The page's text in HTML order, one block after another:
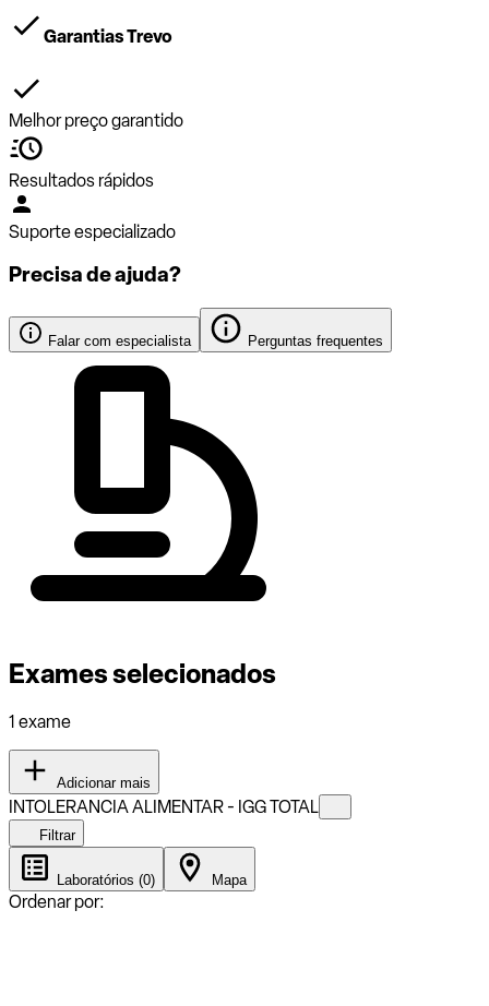
Garantias Trevo
Melhor preço garantido
Resultados rápidos
Suporte especializado
Precisa de ajuda?
Falar com especialista Perguntas frequentes
Exames selecionados
1 exame
Adicionar mais
INTOLERANCIA ALIMENTAR - IGG TOTAL
Filtrar
Laboratórios (0) Mapa
Ordenar por: